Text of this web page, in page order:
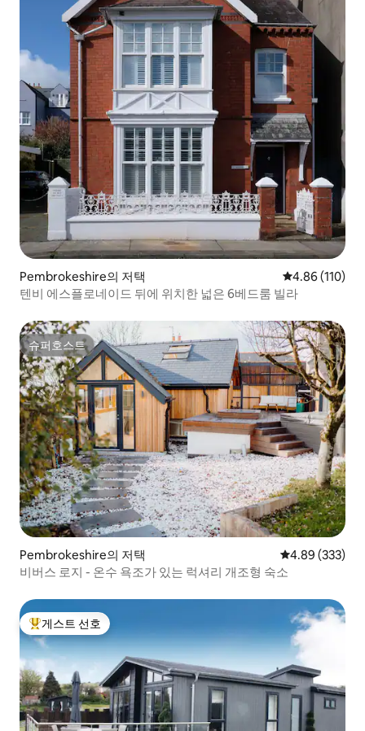
Pembrokeshire의 저택 평점 4.86점(5
4.86 (110)
텐비 에스플로네이드 뒤에 위치한 넓은 6베드룸 빌라
슈퍼호스트
슈퍼호스트
Pembrokeshire의 저택 평점 4.89점(5
4.89 (333)
비버스 로지 - 온수 욕조가 있는 럭셔리 개조형 숙소
상위 게스트 선호
게스트 선호